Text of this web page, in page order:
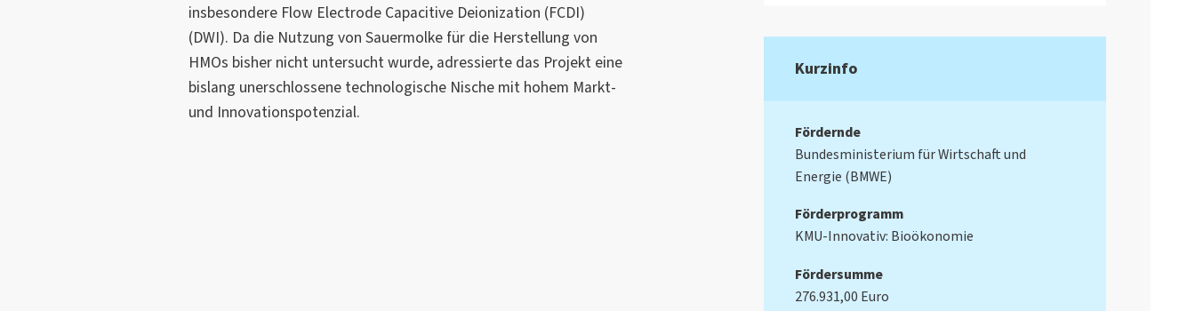
insbesondere Flow Electrode Capacitive Deionization (FCDI)
(DWI). Da die Nutzung von Sauermolke für die Herstellung von
HMOs bisher nicht untersucht wurde, adressierte das Projekt eine
bislang unerschlossene technologische Nische mit hohem Markt-
und Innovationspotenzial.
Kurzinfo
Fördernde
Bundesministerium für Wirtschaft und
Energie (BMWE)
Förderprogramm
KMU-Innovativ: Bioökonomie
Fördersumme
276.931,00 Euro